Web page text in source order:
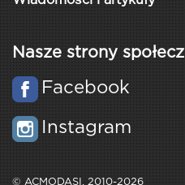
Nasze strony
Facebook
Instagram
© ACMODASI, 2010-2026